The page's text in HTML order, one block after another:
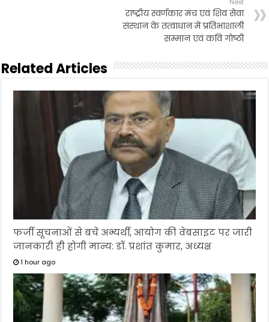
Next
राष्ट्रीय स्वर्णकार मंच एवं शिव सेवा
संस्थान के तत्वाधान में प्रतिभाशाली
सम्मान एवं कवि गोष्ठी
Related Articles
फर्जी सूचनाओं से बचें अभ्यर्थी, आयोग की वेबसाइट पर जारी
जानकारी ही होगी मान्य: डॉ. प्रशांत कुमार, अध्यक्ष
1 hour ago